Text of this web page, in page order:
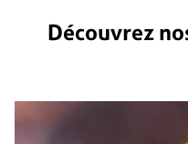
Découvrez